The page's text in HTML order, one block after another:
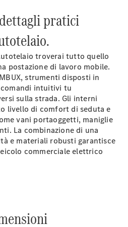
pratici
troverai tutto quello
postazione di lavoro mobile.
MBUX, strumenti disposti in
intuitivi tu
sulla strada. Gli interni
livello di comfort di seduta e
vani portaoggetti, maniglie
La combinazione di una
e materiali robusti garantisce
commerciale elettrico